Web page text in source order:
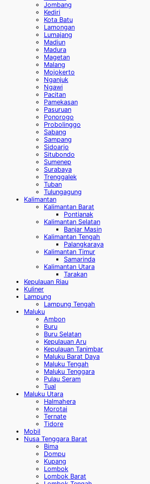
Jombang
Kediri
Kota Batu
Lamongan
Lumajang
Madiun
Madura
Magetan
Malang
Mojokerto
Nganjuk
Ngawi
Pacitan
Pamekasan
Pasuruan
Ponorogo
Probolinggo
Sabang
Sampang
Sidoarjo
Situbondo
Sumenep
Surabaya
Trenggalek
Tuban
Tulungagung
Kalimantan
Kalimantan Barat
Pontianak
Kalimantan Selatan
Banjar Masin
Kalimantan Tengah
Palangkaraya
Kalimantan Timur
Samarinda
Kalimantan Utara
Tarakan
Kepulauan Riau
Kuliner
Lampung
Lampung Tengah
Maluku
Ambon
Buru
Buru Selatan
Kepulauan Aru
Kepulauan Tanimbar
Maluku Barat Daya
Maluku Tengah
Maluku Tenggara
Pulau Seram
Tual
Maluku Utara
Halmahera
Morotai
Ternate
Tidore
Mobil
Nusa Tenggara Barat
Bima
Dompu
Kupang
Lombok
Lombok Barat